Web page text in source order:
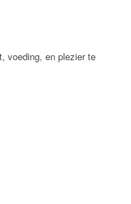
voeding, en plezier te